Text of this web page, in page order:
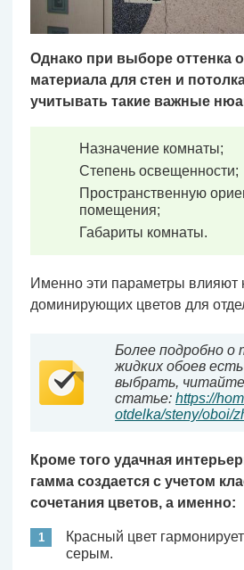
Однако при выборе оттенка
материала для стен и
учитывать такие важные
Назначение комнаты;
Степень освещенности;
Пространственную
помещения;
Габариты комнаты.
Именно эти параметры влияют
доминирующих цветов для
Более подробно о
жидких обоев есть
выбрать,
статье: https://
otdelka/steny/oboi/
Кроме того удачная
гамма создается с учетом
сочетания цветов, а именно:
Красный цвет
серым.